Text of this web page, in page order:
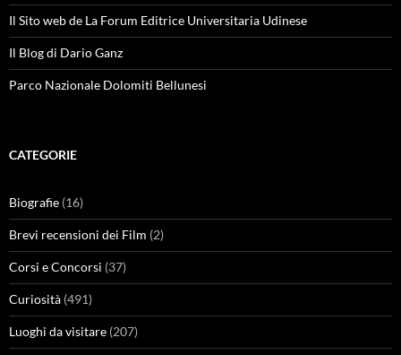
Il Sito web de La Forum Editrice Universitaria Udinese
Il Blog di Dario Ganz
Parco Nazionale Dolomiti Bellunesi
CATEGORIE
Biografie (16)
Brevi recensioni dei Film (2)
Corsi e Concorsi (37)
Curiosità (491)
Luoghi da visitare (207)